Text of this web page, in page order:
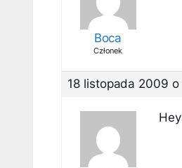
Boca
Członek
18 listopada 2009 o